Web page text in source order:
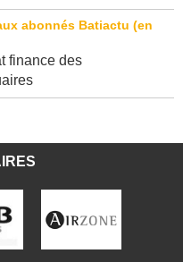
Rédactionnel native
finance des